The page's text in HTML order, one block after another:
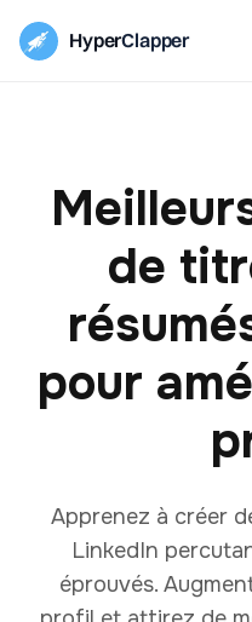
HyperClapper
de
pour
Apprenez à créer
LinkedIn
éprouvés.